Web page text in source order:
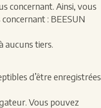
concernant. Ainsi, vous
: BEESUN
aucuns tiers.
d’être enregistrées
Vous pouvez